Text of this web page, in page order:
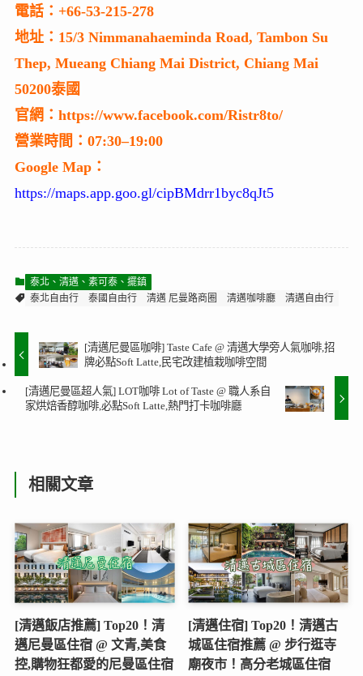
電話：+66-53-215-278
地址：15/3 Nimmanahaeminda Road, Tambon Su
Thep, Mueang Chiang Mai District, Chiang Mai
50200泰國
官網：https://www.facebook.com/Ristr8to/
營業時間：07:30–19:00
Google Map：
https://maps.app.goo.gl/cipBMdrr1byc8qJt5
泰北、清邁、素可泰、擺鎮
泰北自由行
泰國自由行 清邁 尼曼路商圈 清邁咖啡廳 清邁自由行
[清邁尼曼區咖啡] Taste Cafe @ 清邁大學旁人氣咖啡,招
牌必點Soft Latte,民宅改建植栽咖啡空間
[清邁尼曼區超人氣] LOT咖啡 Lot of Taste @ 職人系自
家烘焙香醇咖啡,必點Soft Latte,熱門打卡咖啡廳
相關文章
[清邁飯店推薦] Top20！清
邁尼曼區住宿 @ 文青,美食
控,購物狂都愛的尼曼區住宿
[清邁住宿] Top20！清邁古
城區住宿推薦 @ 步行逛寺
廟夜市！高分老城區住宿